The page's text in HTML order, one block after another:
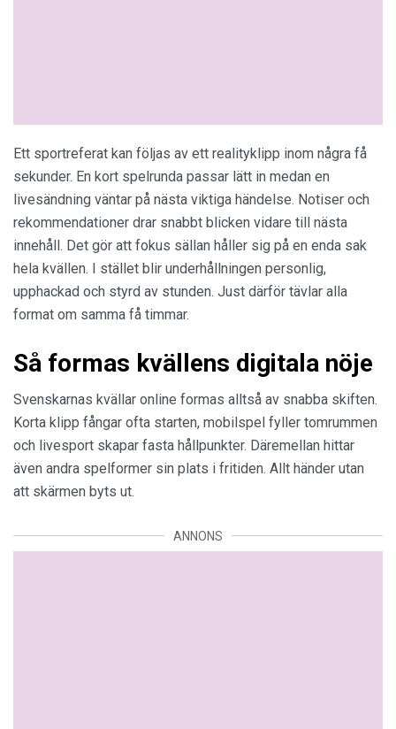
Ett sportreferat kan följas av ett realityklipp inom några få
sekunder. En kort spelrunda passar lätt in medan en
livesändning väntar på nästa viktiga händelse. Notiser och
rekommendationer drar snabbt blicken vidare till nästa
innehåll. Det gör att fokus sällan håller sig på en enda sak
hela kvällen. I stället blir underhållningen personlig,
upphackad och styrd av stunden. Just därför tävlar alla
format om samma få timmar.
Så formas kvällens digitala nöje
Svenskarnas kvällar online formas alltså av snabba skiften.
Korta klipp fångar ofta starten, mobilspel fyller tomrummen
och livesport skapar fasta hållpunkter. Däremellan hittar
även andra spelformer sin plats i fritiden. Allt händer utan
att skärmen byts ut.
ANNONS